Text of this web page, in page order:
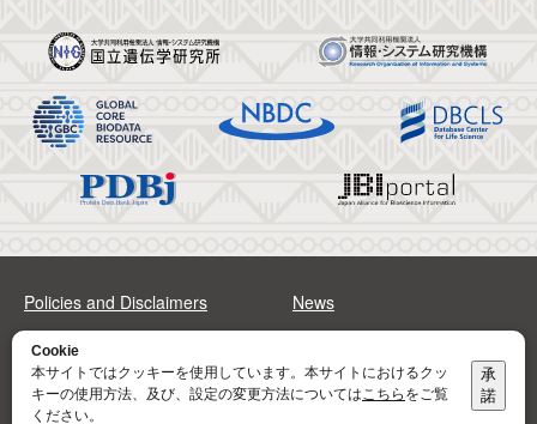
Policies and Disclaimers News
FAQs
Address Contact
Cookie
本サイトではクッキーを使用しています。本サイトにおけるクッ
キーの使用方法、及び、設定の変更方法についてはこちら をご覧
ください。
承
諾